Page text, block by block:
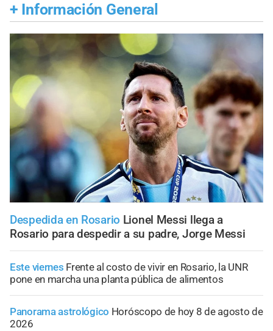
+ Información General
Despedida en Rosario Lionel Messi llega a
Rosario para despedir a su padre, Jorge Messi
Este viernes Frente al costo de vivir en Rosario, la UNR
pone en marcha una planta pública de alimentos
Panorama astrológico Horóscopo de hoy 8 de agosto de
2026